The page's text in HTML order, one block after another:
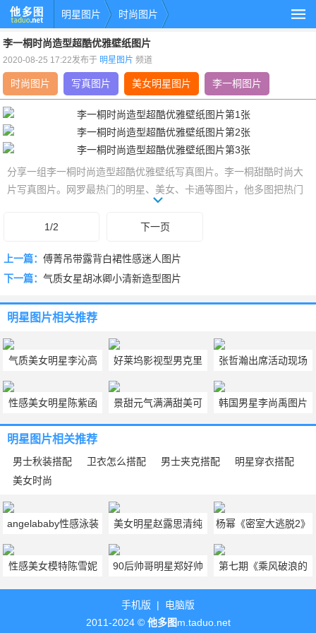
明星图片 时尚图片
李一桐时尚造型超酷优雅壁纸图片
2020-08-25 17:22发布于 明星图片 频道
时尚图片 写真图片 美女明星图片 李一桐图片
分享一组李一桐时尚造型超酷优雅壁纸写真图片。李一桐甜酷时尚大
片写真图片。网罗最热门的明星、美女、卡通等图片，他多图把热门
壁纸图片推荐给您，让您更快的找到您想要的简约好看的图片。 了解
更多写真图片,大片图片,大全图片,时尚图片,最新图片,李一桐甜酷图片
1/2 下一页
上一篇： 傅菁吊带露背白裙性感迷人图片
下一篇： 气质女星胡冰卿小清新造型图片
明星图片相关推荐
气质美女明星李沁高
好莱坞影视型男克里
斯.埃文斯图片大全
张哲瀚出席活动现场
性感美女明星陈紫函
高清摄影照片
景甜元气满满甜美可
人机场图片大全
韩国男星李尚禹图片
明星图片相关推荐
男士秋装搭配 卫衣怎么搭配 男士夹克搭配
明星穿衣搭配
美女时尚
angelababy性感泳装
美女明星赵露思清纯
甜美丸子头图片大全
杨幂《密室大逃脱2》
第四期清纯靓丽学生
造型图片
性感美女模特陈雪妮
红色连衣裙车内图片
90后帅哥明星郑好帅
气儒雅时尚图片大全
第七期《乘风破浪的
姐姐》郁可唯短发造
手机版 | 电脑版
2011-2024 © 他多图m.taduo.net